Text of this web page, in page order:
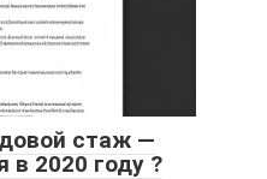
стаж —
в 2020 году ?